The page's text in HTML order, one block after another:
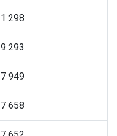
298
293
949
658